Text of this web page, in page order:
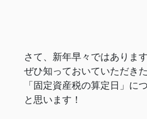
さて、新年早々ではありま
ぜひ知っておいていただき
「固定資産税の算定日」に
と思います！